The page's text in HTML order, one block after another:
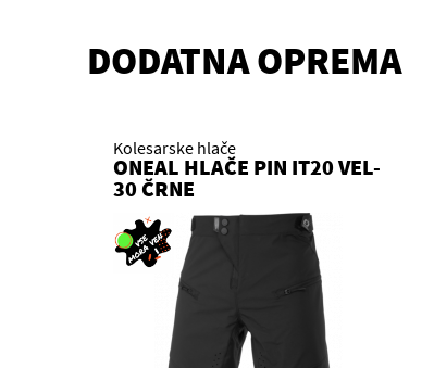
DODATNA OPREMA
Kolesarske hlače
ONEAL HLAČE PIN IT20 VEL-
30 ČRNE